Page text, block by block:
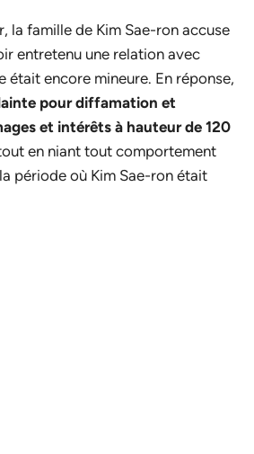
la famille de Kim Sae-ron accuse
entretenu une relation avec
était encore mineure. En réponse,
pour diffamation et
et intérêts à hauteur de 120
en niant tout comportement
période où Kim Sae-ron était